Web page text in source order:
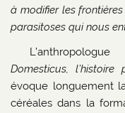
à modifier les
parasitoses qui nous
Domesticus,
évoque longuement
céréales dans la